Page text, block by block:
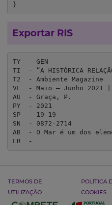
}
Exportar RIS
TY  - GEN
TI  - “A HISTÓRICA RELAÇÃO
T2  - Ambiente Magazine
VL  - Maio – Junho 2021 |
AU  - Graça, P.
PY  - 2021
SP  - 19-19
SN  - 0872-2714
AB  - O Mar é um dos
ER  -
TERMOS DE
UTILIZAÇÃO
POLÍTICA
COOKIES